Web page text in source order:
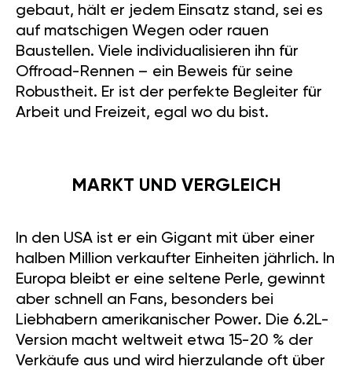
gebaut, hält er jedem Einsatz stand, sei es
auf matschigen Wegen oder rauen
Baustellen. Viele individualisieren ihn für
Offroad-Rennen – ein Beweis für seine
Robustheit. Er ist der perfekte Begleiter für
Arbeit und Freizeit, egal wo du bist.
MARKT UND VERGLEICH
In den USA ist er ein Gigant mit über einer
halben Million verkaufter Einheiten jährlich. In
Europa bleibt er eine seltene Perle, gewinnt
aber schnell an Fans, besonders bei
Liebhabern amerikanischer Power. Die 6.2L-
Version macht weltweit etwa 15-20 % der
Verkäufe aus und wird hierzulande oft über